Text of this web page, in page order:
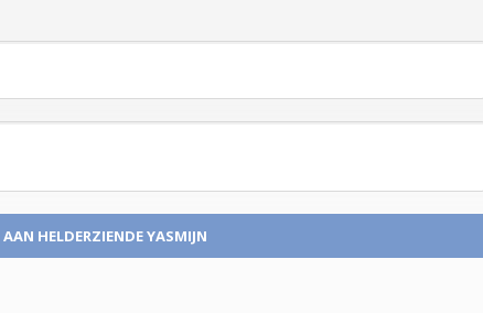
AAN HELDERZIENDE YASMIJN